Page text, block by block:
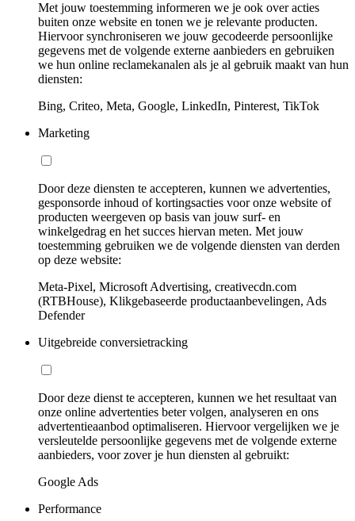
Met jouw toestemming informeren we je ook over acties
buiten onze website en tonen we je relevante producten.
Hiervoor synchroniseren we jouw gecodeerde persoonlijke
gegevens met de volgende externe aanbieders en gebruiken
we hun online reclamekanalen als je al gebruik maakt van hun
diensten:
Bing, Criteo, Meta, Google, LinkedIn, Pinterest, TikTok
Marketing
Door deze diensten te accepteren, kunnen we advertenties,
gesponsorde inhoud of kortingsacties voor onze website of
producten weergeven op basis van jouw surf- en
winkelgedrag en het succes hiervan meten. Met jouw
toestemming gebruiken we de volgende diensten van derden
op deze website:
Meta-Pixel, Microsoft Advertising, creativecdn.com
(RTBHouse), Klikgebaseerde productaanbevelingen, Ads
Defender
Uitgebreide conversietracking
Door deze dienst te accepteren, kunnen we het resultaat van
onze online advertenties beter volgen, analyseren en ons
advertentieaanbod optimaliseren. Hiervoor vergelijken we je
versleutelde persoonlijke gegevens met de volgende externe
aanbieders, voor zover je hun diensten al gebruikt:
Google Ads
Performance